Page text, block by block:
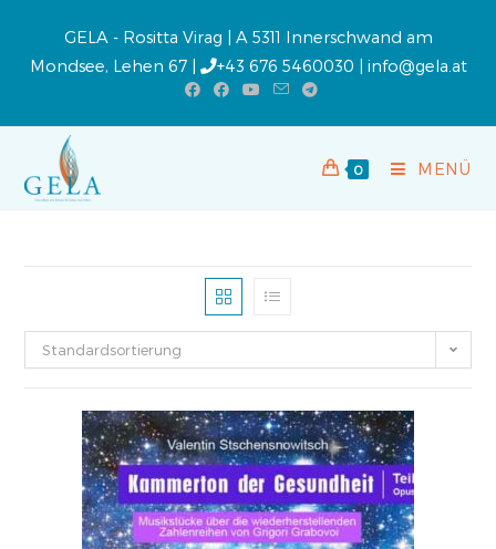
GELA - Rositta Virag | A 5311 Innerschwand am
Mondsee, Lehen 67 |
+43 676 5460030 | info@gela.at
0 MENÜ
Standardsortierung